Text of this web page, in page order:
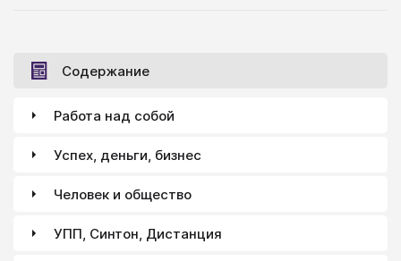
Содержание
Работа над собой
Успех, деньги, бизнес
Человек и общество
УПП, Синтон, Дистанция